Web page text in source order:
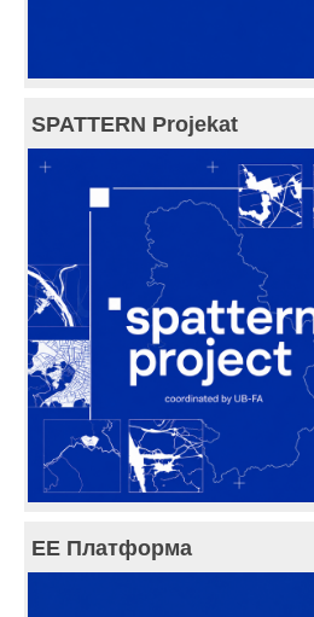
SPATTERN Projekat
ЕЕ Платформа